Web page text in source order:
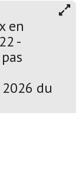
en
-
du